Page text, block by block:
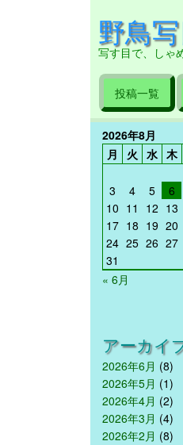
野鳥
写す目で、しゃ
投稿一覧
2026年8月
月
火 水 木
3
4 5 6
10 11 12 13
17 18 19 20
24 25 26 27
31
« 6月
アーカイ
2026年6月 (8)
2026年5月 (1)
2026年4月 (2)
2026年3月 (4)
2026年2月 (8)